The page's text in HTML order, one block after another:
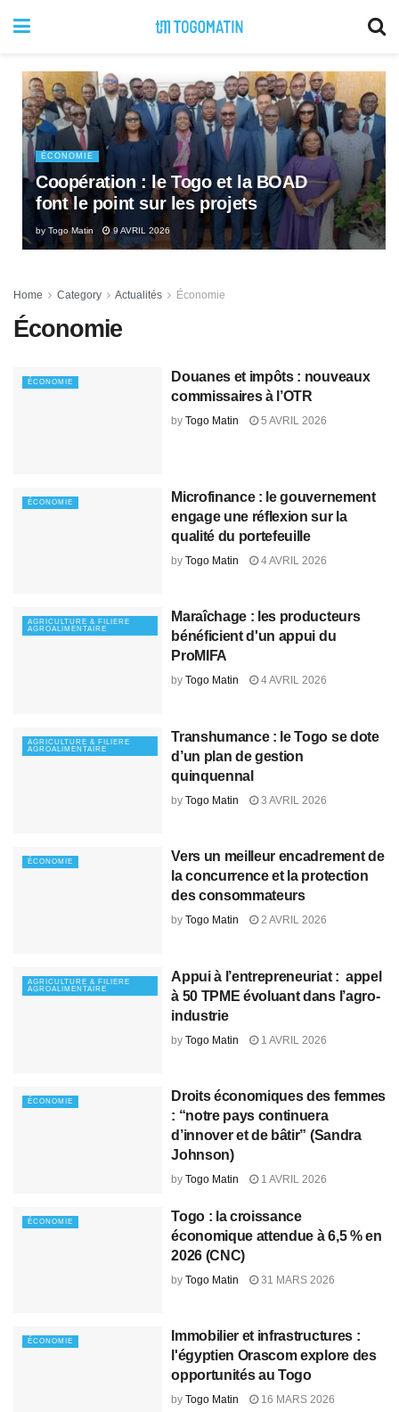
ÉCONOMIE
Coopération : le Togo et la BOAD
font le point sur les projets
by Togo Matin 9 AVRIL 2026
Home Category Actualités Économie
Économie
ÉCONOMIE
Douanes et impôts : nouveaux
commissaires à l’OTR
by Togo Matin 5 AVRIL 2026
ÉCONOMIE
Microfinance : le gouvernement
engage une réflexion sur la
qualité du portefeuille
by Togo Matin 4 AVRIL 2026
AGRICULTURE & FILIERE
AGROALIMENTAIRE
Maraîchage : les producteurs
bénéficient d'un appui du
ProMIFA
by Togo Matin 4 AVRIL 2026
AGRICULTURE & FILIERE
AGROALIMENTAIRE
Transhumance : le Togo se dote
d’un plan de gestion
quinquennal
by Togo Matin 3 AVRIL 2026
ÉCONOMIE
Vers un meilleur encadrement de
la concurrence et la protection
des consommateurs
by Togo Matin 2 AVRIL 2026
AGRICULTURE & FILIERE
AGROALIMENTAIRE
Appui à l’entrepreneuriat : appel
à 50 TPME évoluant dans l’agro-
industrie
by Togo Matin 1 AVRIL 2026
ÉCONOMIE
Droits économiques des femmes
: “notre pays continuera
d’innover et de bâtir” (Sandra
Johnson)
by Togo Matin 1 AVRIL 2026
ÉCONOMIE
Togo : la croissance
économique attendue à 6,5 % en
2026 (CNC)
by Togo Matin 31 MARS 2026
ÉCONOMIE
Immobilier et infrastructures :
l'égyptien Orascom explore des
opportunités au Togo
by Togo Matin 16 MARS 2026